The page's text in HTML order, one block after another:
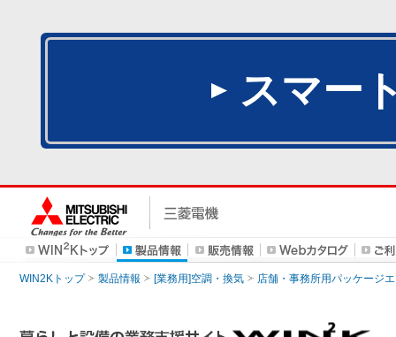
スマー
WIN2Kトップ 製品情報 [業務用]空調・換気 店舗・事務所用パッケージ